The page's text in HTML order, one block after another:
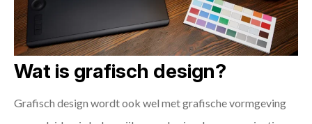
Wat is grafisch design?
Grafisch design wordt ook wel met grafische vormgeving